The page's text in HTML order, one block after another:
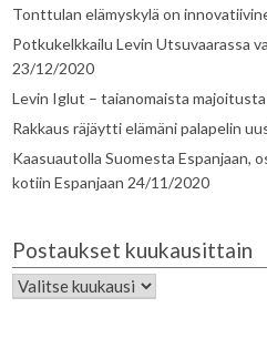
Tonttulan elämyskylä on
Potkukelkkailu Levin Utsuvaarassa
23/12/2020
Levin Iglut – taianomaista majoitusta
Rakkaus räjäytti elämäni palapelin
Kaasuautolla Suomesta Espanjaan,
kotiin Espanjaan 24/11/2020
Postaukset kuukausittain